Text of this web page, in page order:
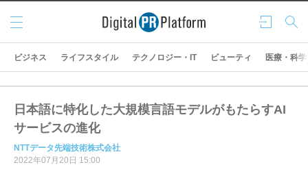
ログ
イン
検索
メニ
ュー
ビジネス ライフスタイル テクノロジー・IT ビューティ 医療・科学
日本語に特化した大規模言語モデルがもたらすAI
サービスの進化
NTTデータ先端技術株式会社
2022年07月20日 15:00